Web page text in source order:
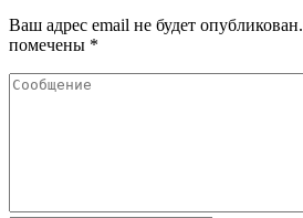
Ваш адрес email не будет опубликован.
помечены *